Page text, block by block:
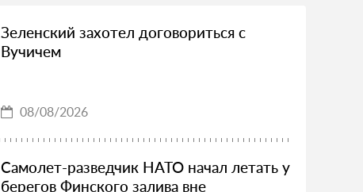
Зеленский захотел договориться с
Вучичем
08/08/2026
Самолет-разведчик НАТО начал летать у
берегов Финского залива вне